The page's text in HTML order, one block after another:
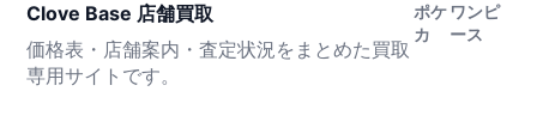
Clove Base 店舗買取
価格表・店舗案内・査定状況をまとめた買取
専用サイトです。
ポケ
カ
ワンピ
ース